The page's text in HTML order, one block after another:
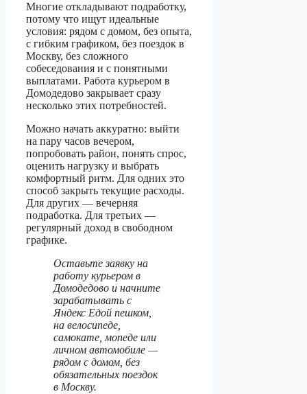
Многие откладывают подработку,
потому что ищут идеальные
условия: рядом с домом, без опыта,
с гибким графиком, без поездок в
Москву, без сложного
собеседования и с понятными
выплатами. Работа курьером в
Домодедово закрывает сразу
несколько этих потребностей.
Можно начать аккуратно: выйти
на пару часов вечером,
попробовать район, понять спрос,
оценить нагрузку и выбрать
комфортный ритм. Для одних это
способ закрыть текущие расходы.
Для других — вечерняя
подработка. Для третьих —
регулярный доход в свободном
графике.
Оставьте заявку на
работу курьером в
Домодедово и начните
зарабатывать с
Яндекс Едой пешком,
на велосипеде,
самокате, мопеде или
личном автомобиле —
рядом с домом, без
обязательных поездок
в Москву.